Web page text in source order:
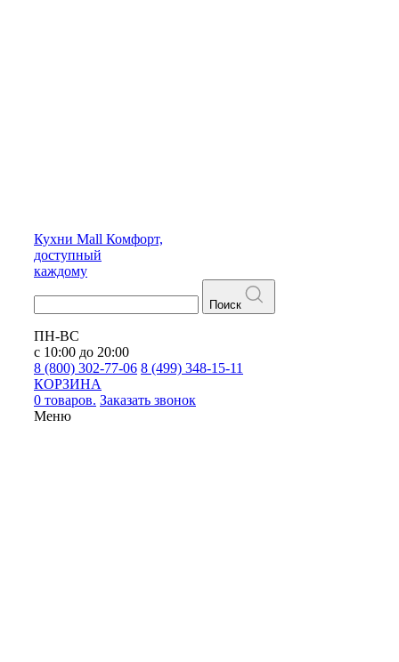
Кухни Mall Комфорт,
доступный
каждому
Поиск
ПН-ВС
с 10:00 до 20:00
8 (800) 302-77-06 8 (499) 348-15-11
КОРЗИНА
0 товаров. Заказать звонок
Меню